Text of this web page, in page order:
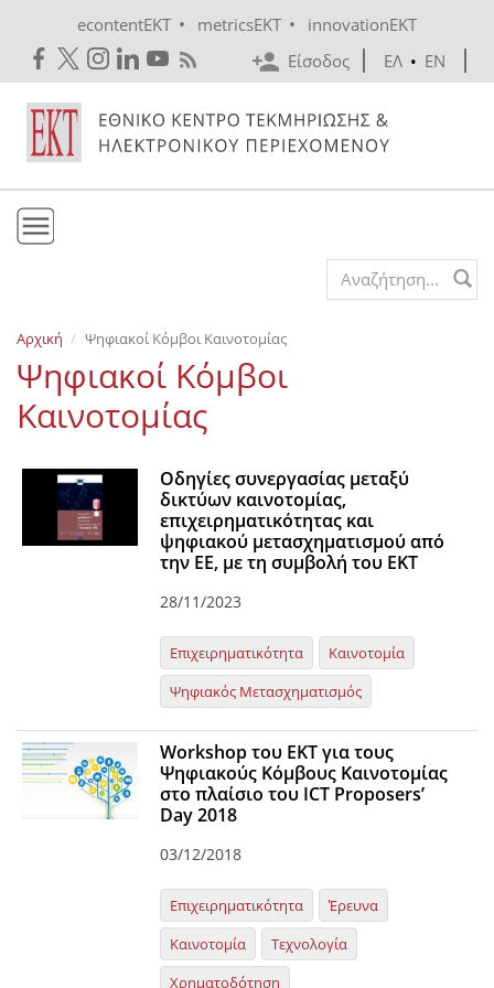
econtentEKT • metricsEKT •
innovationEKT
Είσοδος
ΕΛ • EN
Εκδόσεις
Ενημέρωση
Επικοινωνία
Search form
Αρχική Ψηφιακοί Κόμβοι Καινοτομίας
Ψηφιακοί Κόμβοι
Καινοτομίας
Οδηγίες συνεργασίας μεταξύ
δικτύων καινοτομίας,
επιχειρηματικότητας και
ψηφιακού μετασχηματισμού από
την ΕΕ, με τη συμβολή του ΕΚΤ
28/11/2023
Επιχειρηματικότητα
Καινοτομία
Ψηφιακός Μετασχηματισμός
Workshop του ΕΚΤ για τους
Ψηφιακούς Κόμβους Καινοτομίας
στο πλαίσιο του ICT Proposers’
Day 2018
03/12/2018
Επιχειρηματικότητα
Έρευνα
Καινοτομία
Τεχνολογία
Χρηματοδότηση